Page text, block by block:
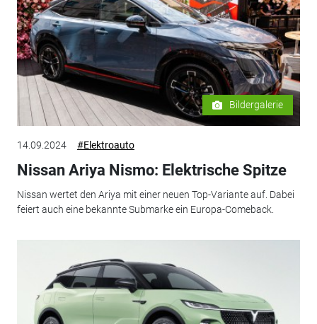
Bildergalerie
14.09.2024 #Elektroauto
Nissan Ariya Nismo: Elektrische Spitze
Nissan wertet den Ariya mit einer neuen Top-Variante auf. Dabei
feiert auch eine bekannte Submarke ein Europa-Comeback.